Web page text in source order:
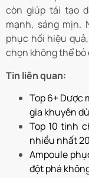
còn giúp tái tạo
mạnh, sáng mịn.
phục hồi hiệu
chọn không thể bỏ
Tin liên quan:
Top 6+ Dược
gia khuyên
Top 10 tinh
nhiều nhất
Ampoule
đột phá